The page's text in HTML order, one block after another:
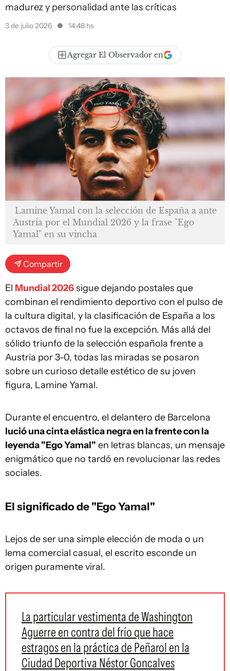
madurez y personalidad ante las críticas
3 de julio 2026 14:48 hs
Agregar El Observador en
Lamine Yamal con la selección de España a ante
Austria por el Mundial 2026 y la frase "Ego
Yamal" en su vincha
Compartir
El Mundial 2026sigue dejando postales que
combinan el rendimiento deportivo con el pulso de
la cultura digital, y la clasificación de España a los
octavos de final no fue la excepción. Más allá del
sólido triunfo de la selección española frente a
Austria por 3-0, todas las miradas se posaron
sobre un curioso detalle estético de su joven
figura, Lamine Yamal.
Durante el encuentro, el delantero de Barcelona
lució una cinta elástica negra en la frente con la
leyenda "Ego Yamal" en letras blancas, un mensaje
enigmático que no tardó en revolucionar las redes
sociales.
El significado de "Ego Yamal"
Lejos de ser una simple elección de moda o un
lema comercial casual, el escrito esconde un
origen puramente viral.
La particular vestimenta de Washington
Aguerre en contra del frío que hace
estragos en la práctica de Peñarol en la
Ciudad Deportiva Néstor Goncalves